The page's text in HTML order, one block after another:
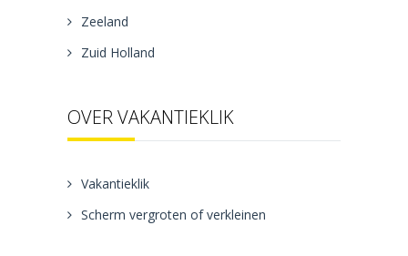
Zeeland
Zuid Holland
OVER VAKANTIEKLIK
Vakantieklik
Scherm vergroten of verkleinen